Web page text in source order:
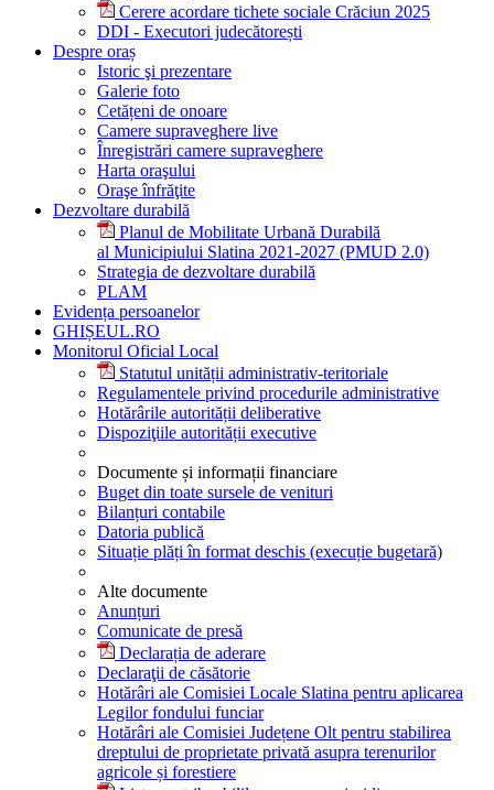
Cerere acordare tichete sociale Crăciun 2025
DDI - Executori judecătorești
Despre oraș
Istoric şi prezentare
Galerie foto
Cetățeni de onoare
Camere supraveghere live
Înregistrări camere supraveghere
Harta oraşului
Oraşe înfrăţite
Dezvoltare durabilă
Planul de Mobilitate Urbană Durabilă
al Municipiului Slatina 2021-2027 (PMUD 2.0)
Strategia de dezvoltare durabilă
PLAM
Evidența persoanelor
GHIȘEUL.RO
Monitorul Oficial Local
Statutul unității administrativ-teritoriale
Regulamentele privind procedurile administrative
Hotărârile autorității deliberative
Dispoziţiile autorității executive
Documente și informații financiare
Buget din toate sursele de venituri
Bilanțuri contabile
Datoria publică
Situație plăți în format deschis (execuție bugetară)
Alte documente
Anunțuri
Comunicate de presă
Declarația de aderare
Declaraţii de căsătorie
Hotărâri ale Comisiei Locale Slatina pentru aplicarea
Legilor fondului funciar
Hotărâri ale Comisiei Județene Olt pentru stabilirea
dreptului de proprietate privată asupra terenurilor
agricole și forestiere